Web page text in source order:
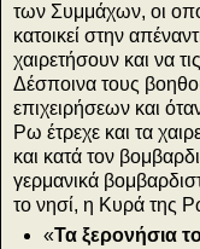
των Συμμάχων, οι
κατοικεί στην
χαιρετήσουν και να
Δέσποινα τους
επιχειρήσεων και
Ρω έτρεχε και τα
και κατά τον
γερμανικά
το νησί, η Κυρά της
«Τα ξερονήσια